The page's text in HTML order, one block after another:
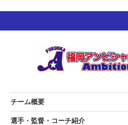
チーム概要
選手・監督・コーチ紹介